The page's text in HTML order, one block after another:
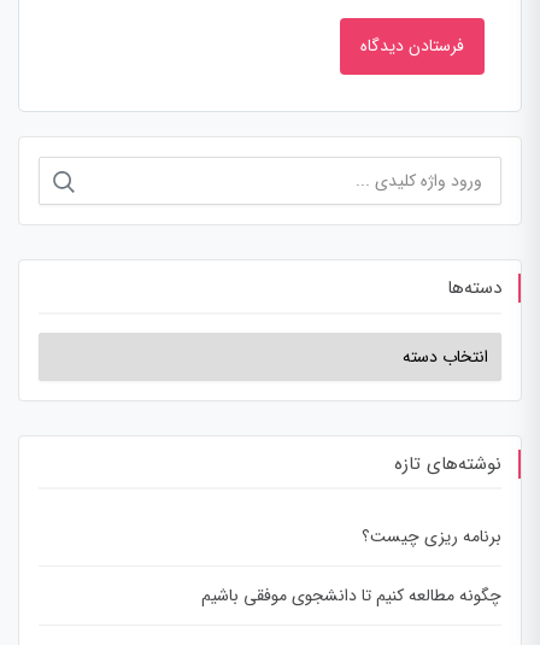
دسته‌ها
نوشته‌های تازه
برنامه ریزی چیست؟
چگونه مطالعه کنیم تا دانشجوی موفقی باشیم